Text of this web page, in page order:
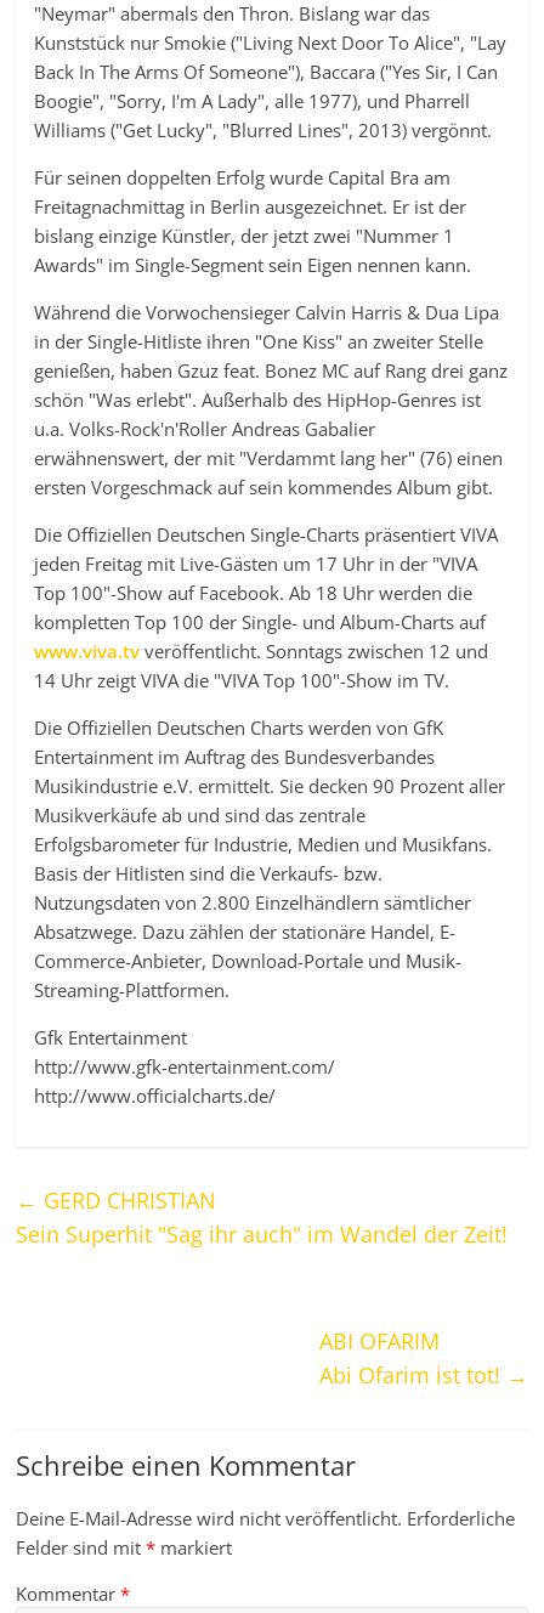
"Neymar" abermals den Thron. Bislang war das
Kunststück nur Smokie ("Living Next Door To Alice", "Lay
Back In The Arms Of Someone"), Baccara ("Yes Sir, I Can
Boogie", "Sorry, I'm A Lady", alle 1977), und Pharrell
Williams ("Get Lucky", "Blurred Lines", 2013) vergönnt.
Für seinen doppelten Erfolg wurde Capital Bra am
Freitagnachmittag in Berlin ausgezeichnet. Er ist der
bislang einzige Künstler, der jetzt zwei "Nummer 1
Awards" im Single-Segment sein Eigen nennen kann.
Während die Vorwochensieger Calvin Harris & Dua Lipa
in der Single-Hitliste ihren "One Kiss" an zweiter Stelle
genießen, haben Gzuz feat. Bonez MC auf Rang drei ganz
schön "Was erlebt". Außerhalb des HipHop-Genres ist
u.a. Volks-Rock'n'Roller Andreas Gabalier
erwähnenswert, der mit "Verdammt lang her" (76) einen
ersten Vorgeschmack auf sein kommendes Album gibt.
Die Offiziellen Deutschen Single-Charts präsentiert VIVA
jeden Freitag mit Live-Gästen um 17 Uhr in der "VIVA
Top 100"-Show auf Facebook. Ab 18 Uhr werden die
kompletten Top 100 der Single- und Album-Charts auf
www.viva.tv veröffentlicht. Sonntags zwischen 12 und
14 Uhr zeigt VIVA die "VIVA Top 100"-Show im TV.
Die Offiziellen Deutschen Charts werden von GfK
Entertainment im Auftrag des Bundesverbandes
Musikindustrie e.V. ermittelt. Sie decken 90 Prozent aller
Musikverkäufe ab und sind das zentrale
Erfolgsbarometer für Industrie, Medien und Musikfans.
Basis der Hitlisten sind die Verkaufs- bzw.
Nutzungsdaten von 2.800 Einzelhändlern sämtlicher
Absatzwege. Dazu zählen der stationäre Handel, E-
Commerce-Anbieter, Download-Portale und Musik-
Streaming-Plattformen.
Gfk Entertainment
http://www.gfk-entertainment.com/
http://www.officialcharts.de/
← GERD CHRISTIAN
Sein Superhit "Sag ihr auch" im Wandel der Zeit!
ABI OFARIM
Abi Ofarim ist tot! →
Schreibe einen Kommentar
Deine E-Mail-Adresse wird nicht veröffentlicht. Erforderliche
Felder sind mit* markiert
Kommentar*